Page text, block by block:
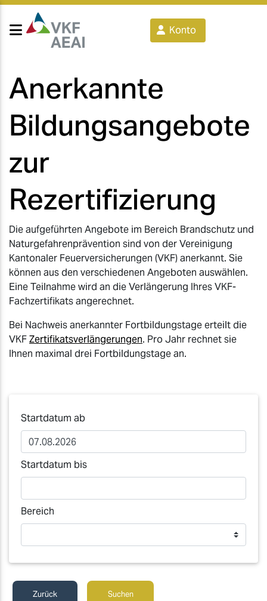
Konto
Anerkannte
Bildungsangebote
zur
Rezertifizierung
Die aufgeführten Angebote im Bereich Brandschutz und
Naturgefahrenprävention sind von der Vereinigung
Kantonaler Feuerversicherungen (VKF) anerkannt. Sie
können aus den verschiedenen Angeboten auswählen.
Eine Teilnahme wird an die Verlängerung Ihres VKF-
Fachzertifikats angerechnet.
Bei Nachweis anerkannter Fortbildungstage erteilt die
VKFZertifikatsverlängerungen. Pro Jahr rechnet sie
Ihnen maximal drei Fortbildungstage an.
Startdatum ab
Startdatum bis
Bereich
Zurück Suchen